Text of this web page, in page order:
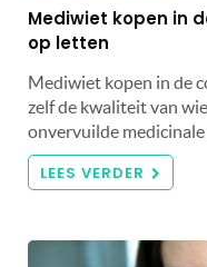
Mediwiet kopen in
op letten
Mediwiet kopen in de
zelf de kwaliteit van
onvervuilde medicinale
LEES VERDER